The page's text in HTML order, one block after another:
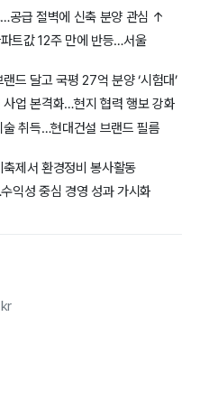
공급 절벽에 신축 분양 관심 ↑
트값 12주 만에 반등…서울
드 달고 국평 27억 분양 ‘시험대’
업 본격화…현지 협력 행보 강화
취득…현대건설 브랜드 필름
제서 환경정비 봉사활동
익성 중심 경영 성과 가시화